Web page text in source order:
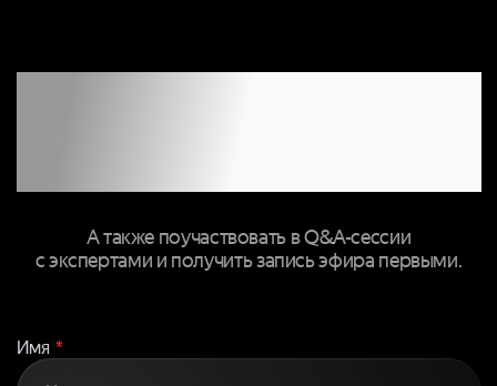
А также поучаствовать в Q&A-сессии
с экспертами и получить запись эфира первыми.
Имя *